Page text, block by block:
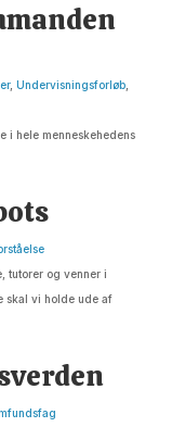
, Undervisningsforløb,
i hele menneskehedens
tutorer og venner i
skal vi holde ude af